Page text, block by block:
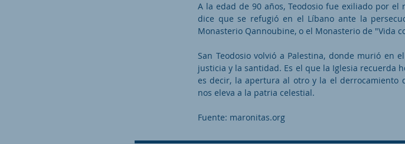
A la edad de 90 años, Teodosio fue exiliado por el
dice que se refugió en el Líbano ante la
Monasterio Qannoubine, o el Monasterio de "Vida
San Teodosio volvió a Palestina, donde murió en
justicia y la santidad. Es el que la Iglesia recuerda
es decir, la apertura al otro y la el
nos eleva a la patria celestial.
Fuente: maronitas.org